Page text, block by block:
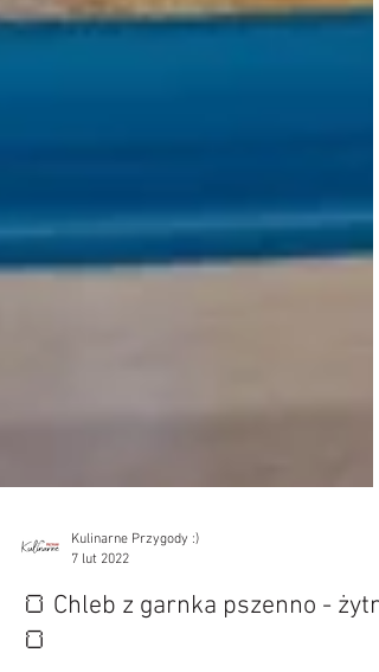
7 lut 2022
🍞 Chleb z garnka pszenno - żytni